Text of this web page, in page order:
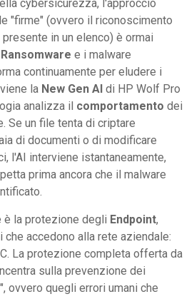
cybersicurezza, l'approccio
"firme" (ovvero il riconoscimento
in un elenco) è ormai
Ransomware e i malware
continuamente per eludere i
la New Gen AI di HP Wolf Pro
analizza il comportamento dei
Se un file tenta di criptare
di documenti o di modificare
l'AI interviene istantaneamente,
prima ancora che il malware
è la protezione degli Endpoint,
accedono alla rete aziendale:
La protezione completa offerta da
sulla prevenzione dei
ovvero quegli errori umani che